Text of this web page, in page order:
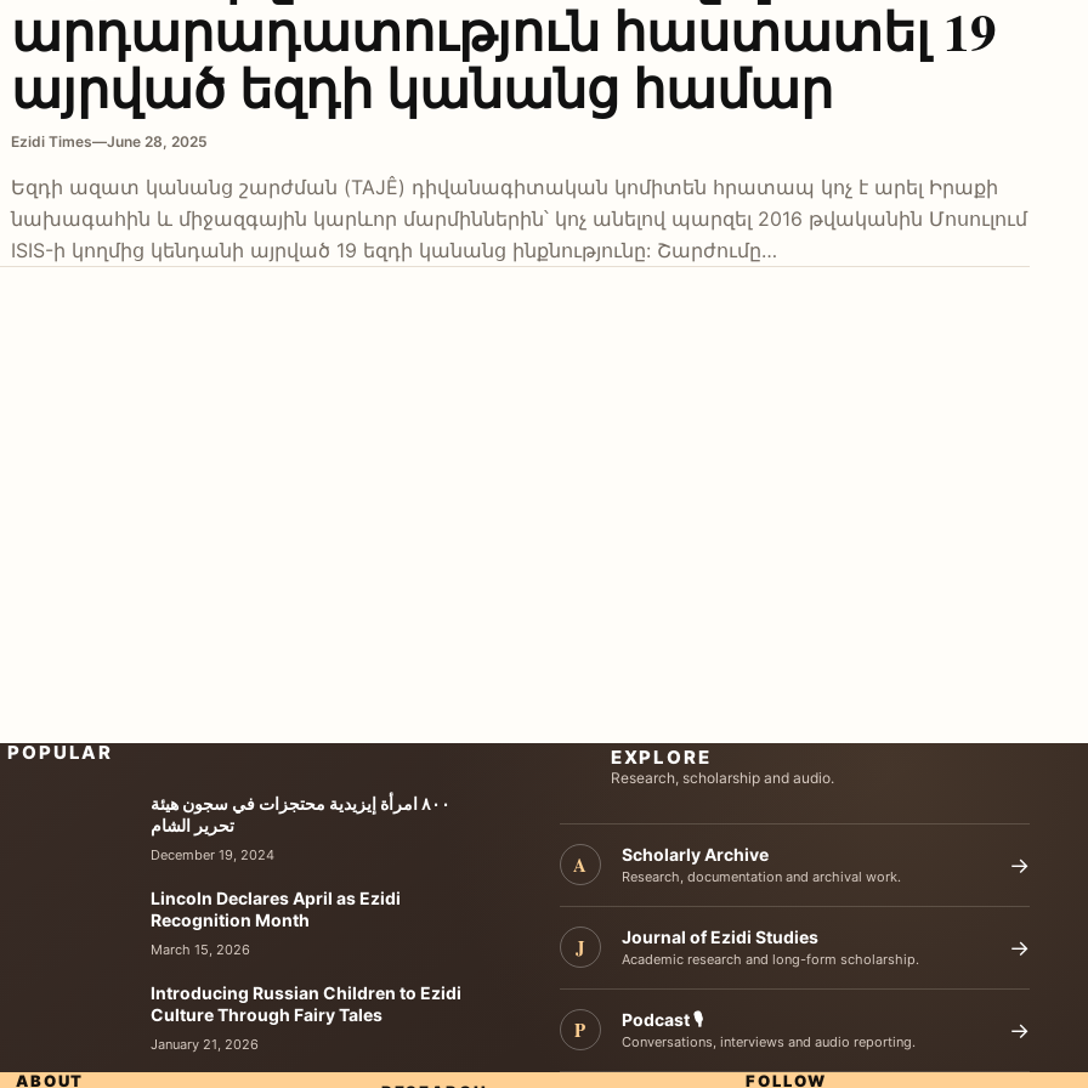
արդարադատություն հաստատել 19
այրված եզդի կանանց համար
Ezidi Times—June 28, 2025
Եզդի ազատ կանանց շարժման (TAJÊ) դիվանագիտական ​​կոմիտեն հրատապ կոչ է արել Իրաքի
նախագահին և միջազգային կարևոր մարմիններին՝ կոչ անելով պարզել 2016 թվականին Մոսուլում
ISIS-ի կողմից կենդանի այրված 19 եզդի կանանց ինքնությունը: Շարժումը…
POPULAR
٨٠٠ امرأة إيزيدية محتجزات في سجون هيئة
تحرير الشام
December 19, 2024
Lincoln Declares April as Ezidi
Recognition Month
March 15, 2026
Introducing Russian Children to Ezidi
Culture Through Fairy Tales
January 21, 2026
EXPLORE
Research, scholarship and audio.
A Scholarly Archive
Research, documentation and archival work. →
J Journal of Ezidi Studies
Academic research and long-form scholarship. →
P Podcast 🎙️
Conversations, interviews and audio reporting. →
ABOUT FOLLOW